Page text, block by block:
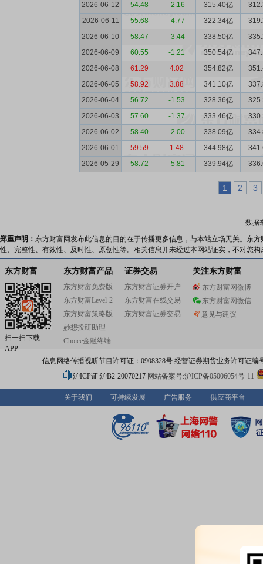
2026-06-12
54.48 -2.16 315.40亿
2026-06-11
55.68 -4.77 322.34亿
2026-06-10
58.47 -3.44 338.50亿
2026-06-09
60.55 -1.21 350.54亿
2026-06-08
61.29 4.02 354.82亿
2026-06-05
58.92 3.88 341.10亿
2026-06-04
56.72 -1.53 328.36亿
2026-06-03
57.60 -1.37 333.46亿
2026-06-02
58.40 -2.00 338.09亿
2026-06-01
59.59 1.48 344.98亿
2026-05-29
58.72 -5.81 339.94亿
1 2 3
数据
郑重声明： 东方财富网发布此信息的目的在于传播更多信息，与本站立场无关。东
性、完整性、有效性、及时性、原创性等。相关信息并未经过本网站证实，不对您
东方财富
扫一扫下载
APP
东方财富产品
东方财富免费版
东方财富Level-2
东方财富策略版
妙想投研助理
Choice金融终端
证券交易
东方财富证券开户
东方财富在线交易
东方财富证券交易
关注东方财富
东方财富网微博
东方财富网微信
意见与建议
信息网络传播视听节目许可证：0908328号 经营证券期货业务许可证编
沪ICP证:沪B2-20070217 网站备案号:沪ICP备05006054号-11
关于我们 可持续发展 广告服务 供应商平台